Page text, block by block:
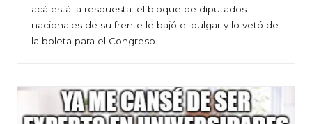
acá está la respuesta: el bloque de diputados
nacionales de su frente le bajó el pulgar y lo vetó de
la boleta para el Congreso.